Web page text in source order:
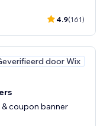
4.9(161)
door Wix
coupon banner